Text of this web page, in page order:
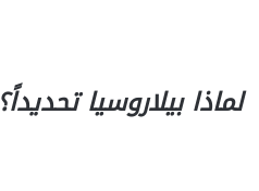
لماذا بيلاروسيا تحديداً؟